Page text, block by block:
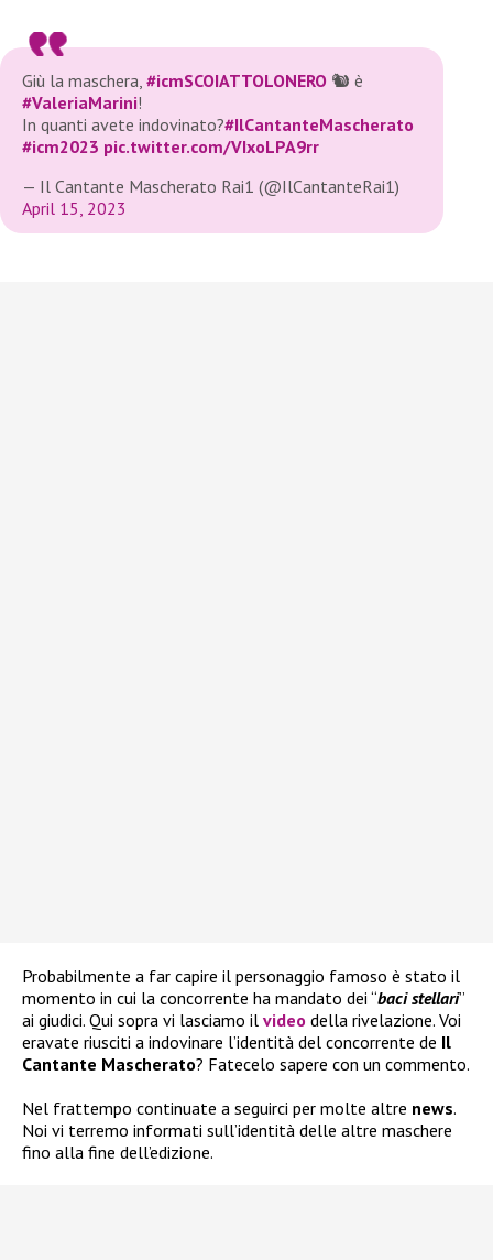
Giù la maschera, #icmSCOIATTOLONERO 🐿 è
#ValeriaMarini!
In quanti avete indovinato?#IlCantanteMascherato
#icm2023 pic.twitter.com/VIxoLPA9rr
— Il Cantante Mascherato Rai1 (@IlCantanteRai1)
April 15, 2023
Probabilmente a far capire il personaggio famoso è stato il
momento in cui la concorrente ha mandato dei “baci stellari”
ai giudici. Qui sopra vi lasciamo il video della rivelazione. Voi
eravate riusciti a indovinare l’identità del concorrente de Il
Cantante Mascherato? Fatecelo sapere con un commento.
Nel frattempo continuate a seguirci per molte altre news.
Noi vi terremo informati sull’identità delle altre maschere
fino alla fine dell’edizione.